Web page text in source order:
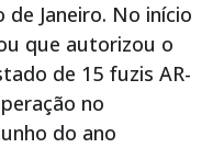
Janeiro. No início
que autorizou o
de 15 fuzis AR-
no
do ano